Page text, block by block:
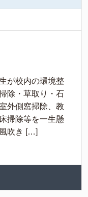
が校内の環境整
除・草取り・石
外側窓掃除、教
掃除等を一生懸
吹き […]